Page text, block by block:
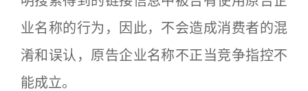
业名称的行为，因此，不会造成消费者的混
淆和误认，原告企业名称不正当竞争指控不
能成立。